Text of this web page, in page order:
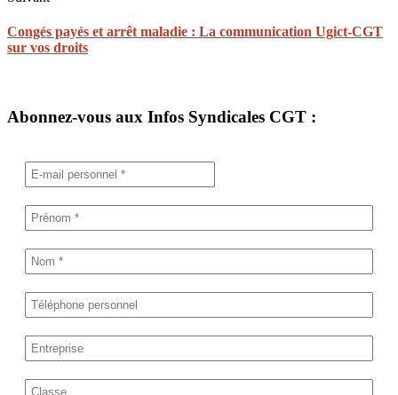
Congés payés et arrêt maladie : La communication Ugict-CGT
sur vos droits
Abonnez-vous aux Infos Syndicales CGT :